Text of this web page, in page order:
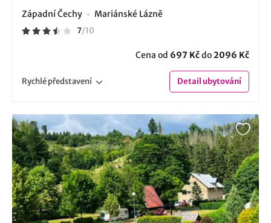
Západní Čechy Mariánské Lázně
7/10
Cena od 697 Kčdo2096 Kč
Rychlépředstavení Detailubytování